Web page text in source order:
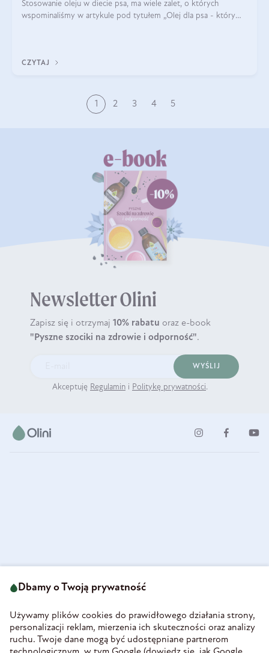
Stosowanie oleju w diecie psa, ma wiele zalet, o których
wspominaliśmy w artykule pod tytułem „Olej dla psa - który
CZYTAJ
1 2 3 4 5
Newsletter Olini
Zapisz się i otrzymaj 10% rabatu oraz e-book
"Pyszne szociki na zdrowie i odporność".
WYŚLIJ
Akceptuję Regulamin i Politykę prywatności.
58-160 Świebodzice
REGON 890213034
INFORMACJE
Dbamy o Twoją prywatność
Używamy plików cookies do prawidłowego działania strony,
personalizacji reklam, mierzenia ich skuteczności oraz analizy
ruchu. Twoje dane mogą być udostępniane partnerom